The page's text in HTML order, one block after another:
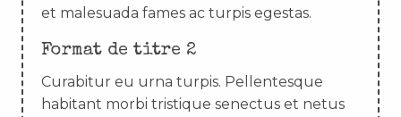
et malesuada fames ac turpis egestas.
Format de titre 2
Curabitur eu urna turpis. Pellentesque
habitant morbi tristique senectus et netus